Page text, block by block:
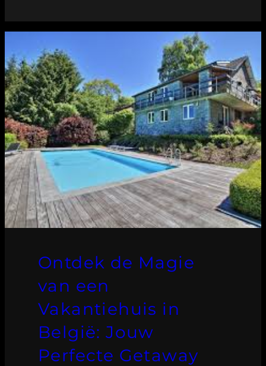
Ontdek de Magie
van een
Vakantiehuis in
België: Jouw
Perfecte Getaway